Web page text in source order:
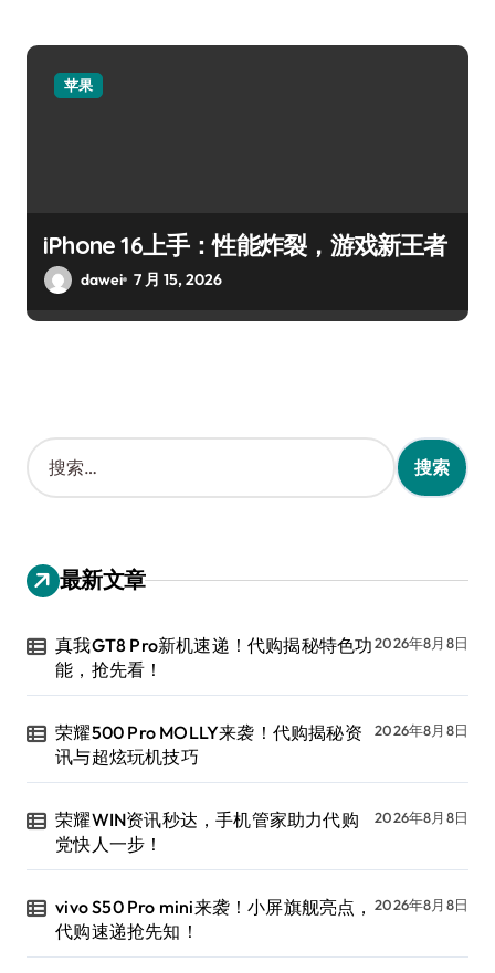
苹果
iPhone 16上手：性能炸裂，游戏新王者
dawei 7 月 15, 2026
搜
索
：
最新文章
真我GT8 Pro新机速递！代购揭秘特色功
能，抢先看！
2026年8月8日
荣耀500 Pro MOLLY来袭！代购揭秘资
讯与超炫玩机技巧
2026年8月8日
荣耀WIN资讯秒达，手机管家助力代购
党快人一步！
2026年8月8日
vivo S50 Pro mini来袭！小屏旗舰亮点，
代购速递抢先知！
2026年8月8日